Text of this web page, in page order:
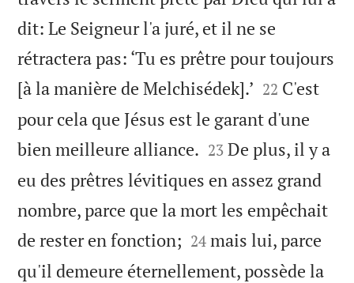
dit: Le Seigneur l'a juré, et il ne se
rétractera pas: ‘Tu es prêtre pour toujours
[à la manière de Melchisédek].’ 

22 C'est
pour cela que Jésus est le garant d'une
bien meilleure alliance. 

23 De plus, il y a
eu des prêtres lévitiques en assez grand
nombre, parce que la mort les empêchait
de rester en fonction; 

24 mais lui, parce
qu'il demeure éternellement, possède la